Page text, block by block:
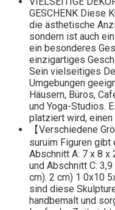
GESCHENK Diese
die ästhetische
sondern ist auch
ein besonderes
einzigartiges
Sein vielseitiges
Umgebungen
Häusern, Büros,
und Yoga-Studios.
platziert wird, einen
【Verschiedene
suruim Figuren gibt
Abschnitt A: 7 x 8 x
und Abschnitt C:
cm). 2 cm) 1 0x10
sind diese
handbemalt und